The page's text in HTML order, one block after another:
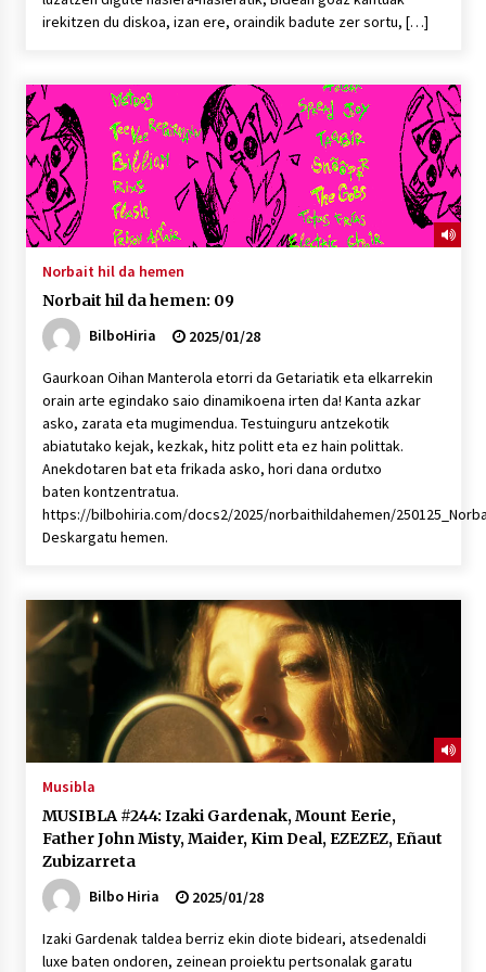
irekitzen du diskoa, izan ere, oraindik badute zer sortu, […]
Norbait hil da hemen
Norbait hil da hemen: 09
BilboHiria
2025/01/28
Gaurkoan Oihan Manterola etorri da Getariatik eta elkarrekin
orain arte egindako saio dinamikoena irten da! Kanta azkar
asko, zarata eta mugimendua. Testuinguru antzekotik
abiatutako kejak, kezkak, hitz politt eta ez hain polittak.
Anekdotaren bat eta frikada asko, hori dana ordutxo
baten kontzentratua.
https://bilbohiria.com/docs2/2025/norbaithildahemen/
Deskargatu hemen.
Musibla
MUSIBLA #244: Izaki Gardenak, Mount Eerie,
Father John Misty, Maider, Kim Deal, EZEZEZ, Eñaut
Zubizarreta
Bilbo Hiria
2025/01/28
Izaki Gardenak taldea berriz ekin diote bideari, atsedenaldi
luxe baten ondoren, zeinean proiektu pertsonalak garatu